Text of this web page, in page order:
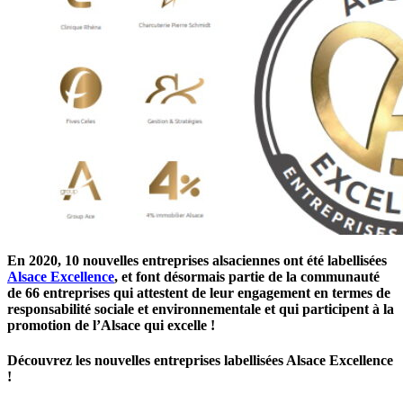
En 2020, 10 nouvelles entreprises alsaciennes ont été labellisées
Alsace Excellence, et font désormais partie de la communauté
de 66 entreprises qui attestent de leur engagement en termes de
responsabilité sociale et environnementale et qui participent à la
promotion de l’Alsace qui excelle !
Découvrez les nouvelles entreprises labellisées Alsace Excellence
!